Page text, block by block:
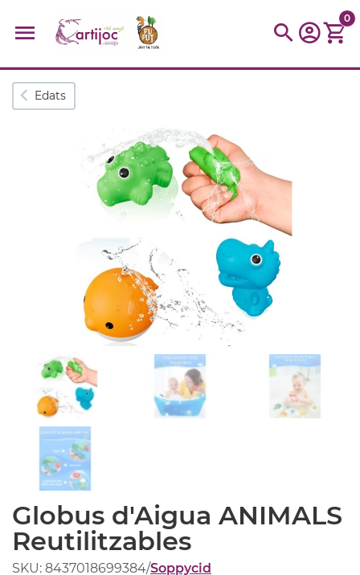
Cerques populars
trencaclosques
parquing tinkering kit
0
Edats
Globus d'Aigua ANIMALS
Reutilitzables
SKU: 8437018699384/Soppycid